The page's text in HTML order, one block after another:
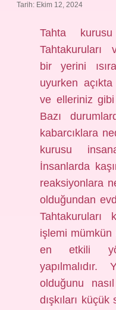
Tarih: Ekim 12, 2024
Tahta
Tahtakuruları
bir yerini
uyurken
ve elleriniz gibi
Bazı
kabarcıklara
kurusu
İnsanlarda
reaksiyonlara
olduğundan
Tahtakuruları
işlemi mümkün
en etkili
olduğunu
dışkıları